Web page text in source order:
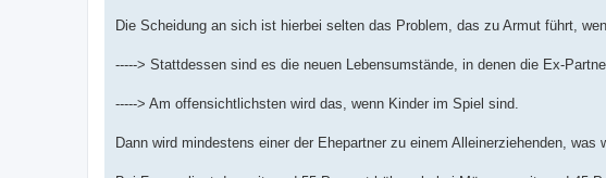
Die Scheidung an sich ist hierbei selten das Problem, das zu Armut führt,
-----> Stattdessen sind es die neuen Lebensumstände, in denen die Ex-
-----> Am offensichtlichsten wird das, wenn Kinder im Spiel sind.
Dann wird mindestens einer der Ehepartner zu einem Alleinerziehenden,